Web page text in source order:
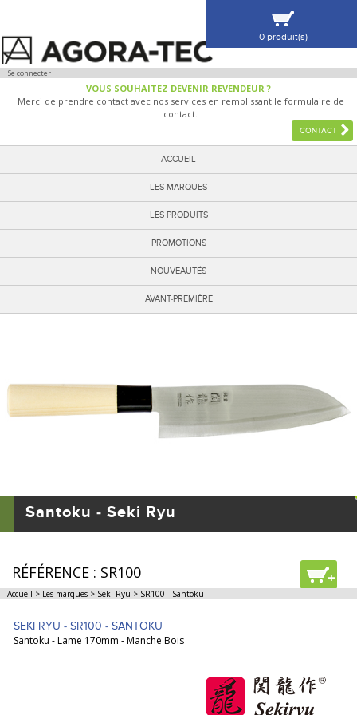
Se connecter
VOUS SOUHAITEZ DEVENIR REVENDEUR ?
Merci de prendre contact avec nos services en remplissant le formulaire de
contact.
CONTACT
ACCUEIL
LES MARQUES
LES PRODUITS
PROMOTIONS
NOUVEAUTÉS
AVANT-PREMIÈRE
0 produit(s)
VOIR MA SÉLECTION
Santoku - Seki Ryu
RÉFÉRENCE : SR100 +
Accueil > Les marques> Seki Ryu > SR100 - Santoku
SEKI RYU - SR100 - SANTOKU
Santoku - Lame 170mm - Manche Bois